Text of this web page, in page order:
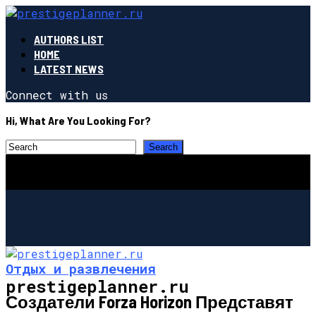
AUTHORS LIST
HOME
LATEST NEWS
Connect with us
Hi, What Are You Looking For?
prestigeplanner.ru
Отдых и развлечения
Создатели Forza Horizon Представят